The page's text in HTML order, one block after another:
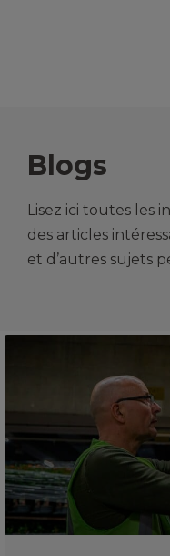
Blogs
Lisez ici toutes les
des articles
et d’autres sujets